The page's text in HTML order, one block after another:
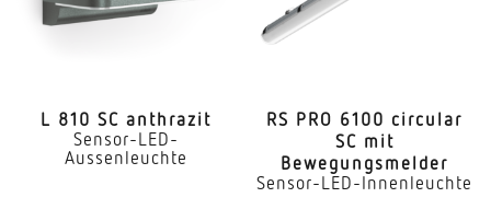
L 810 SC anthrazit
Sensor-LED-
Aussenleuchte
RS PRO 6100 circular
SC mit
Bewegungsmelder
Sensor-LED-Innenleuchte